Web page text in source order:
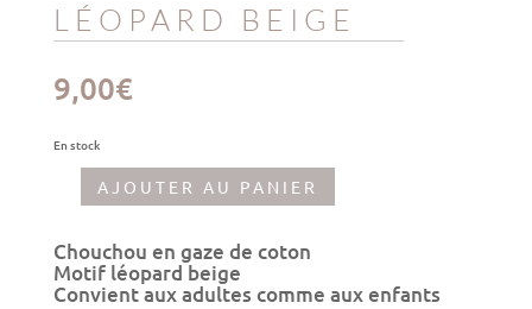
LÉOPARD BEIGE
9,00€
En stock
quantité
léopard
beige
AJOUTER AU PANIER
Chouchou en gaze de coton
Motif léopard beige
Convient aux adultes comme aux enfants